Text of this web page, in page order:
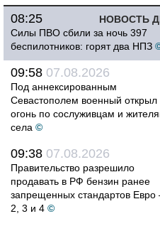
НОВОСТЬ
08:25
Силы ПВО сбили за ночь 397
беспилотников: горят два НПЗ
09:58 07.08.2026
Под аннексированным
Севастополем военный открыл
огонь по сослуживцам и
села ©
09:38 07.08.2026
Правительство разрешило
продавать в РФ бензин ранее
запрещенных стандартов
2, 3 и 4 ©